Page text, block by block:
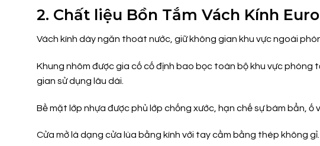
2. Chất liệu Bồn Tắm Vách Kính
Vách kính dày ngăn thoát nước, giữ không gian khu vực ngoài
Khung nhôm được gia cố cố định bao bọc toàn bộ khu vực phòng
gian sử dụng lâu dài.
Bề mặt lớp nhựa được phủ lớp chống xước, hạn chế sự bám bẩn,
Cửa mở là dạng cửa lùa bằng kính với tay cầm bằng thép không gỉ.